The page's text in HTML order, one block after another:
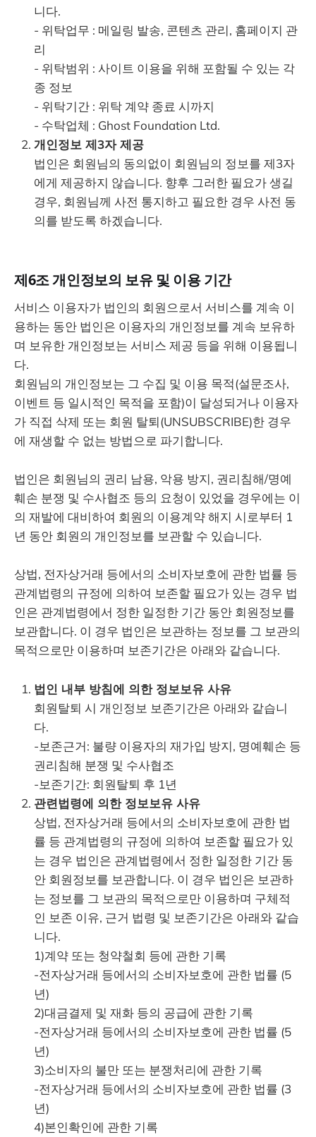
니다.
- 위탁업무 : 메일링 발송, 콘텐츠 관리, 홈페이지 관
리
- 위탁범위 : 사이트 이용을 위해 포함될 수 있는 각
종 정보
- 위탁기간 : 위탁 계약 종료 시까지
- 수탁업체 : Ghost Foundation Ltd.
개인정보 제3자 제공
법인은 회원님의 동의없이 회원님의 정보를 제3자
에게 제공하지 않습니다. 향후 그러한 필요가 생길
경우, 회원님께 사전 통지하고 필요한 경우 사전 동
의를 받도록 하겠습니다.
제6조 개인정보의 보유 및 이용 기간
서비스 이용자가 법인의 회원으로서 서비스를 계속 이
용하는 동안 법인은 이용자의 개인정보를 계속 보유하
며 보유한 개인정보는 서비스 제공 등을 위해 이용됩니
다.
회원님의 개인정보는 그 수집 및 이용 목적(설문조사,
이벤트 등 일시적인 목적을 포함)이 달성되거나 이용자
가 직접 삭제 또는 회원 탈퇴(UNSUBSCRIBE)한 경우
에 재생할 수 없는 방법으로 파기합니다.
법인은 회원님의 권리 남용, 악용 방지, 권리침해/명예
훼손 분쟁 및 수사협조 등의 요청이 있었을 경우에는 이
의 재발에 대비하여 회원의 이용계약 해지 시로부터 1
년 동안 회원의 개인정보를 보관할 수 있습니다.
상법, 전자상거래 등에서의 소비자보호에 관한 법률 등
관계법령의 규정에 의하여 보존할 필요가 있는 경우 법
인은 관계법령에서 정한 일정한 기간 동안 회원정보를
보관합니다. 이 경우 법인은 보관하는 정보를 그 보관의
목적으로만 이용하며 보존기간은 아래와 같습니다.
법인 내부 방침에 의한 정보보유 사유
회원탈퇴 시 개인정보 보존기간은 아래와 같습니
다.
-보존근거: 불량 이용자의 재가입 방지, 명예훼손 등
권리침해 분쟁 및 수사협조
-보존기간: 회원탈퇴 후 1년
관련법령에 의한 정보보유 사유
상법, 전자상거래 등에서의 소비자보호에 관한 법
률 등 관계법령의 규정에 의하여 보존할 필요가 있
는 경우 법인은 관계법령에서 정한 일정한 기간 동
안 회원정보를 보관합니다. 이 경우 법인은 보관하
는 정보를 그 보관의 목적으로만 이용하며 구체적
인 보존 이유, 근거 법령 및 보존기간은 아래와 같습
니다.
1)계약 또는 청약철회 등에 관한 기록
-전자상거래 등에서의 소비자보호에 관한 법률 (5
년)
2)대금결제 및 재화 등의 공급에 관한 기록
-전자상거래 등에서의 소비자보호에 관한 법률 (5
년)
3)소비자의 불만 또는 분쟁처리에 관한 기록
-전자상거래 등에서의 소비자보호에 관한 법률 (3
년)
4)본인확인에 관한 기록